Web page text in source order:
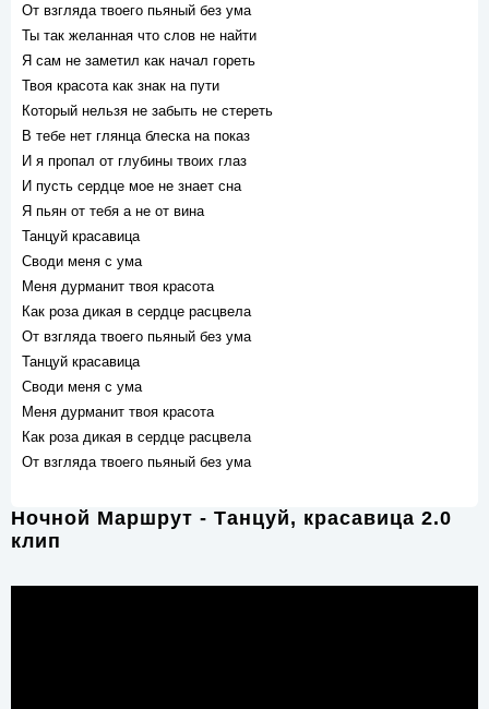
От взгляда твоего пьяный без ума
Ты так желанная что слов не найти
Я сам не заметил как начал гореть
Твоя красота как знак на пути
Который нельзя не забыть не стереть
В тебе нет глянца блеска на показ
И я пропал от глубины твоих глаз
И пусть сердце мое не знает сна
Я пьян от тебя а не от вина
Танцуй красавица
Своди меня с ума
Меня дурманит твоя красота
Как роза дикая в сердце расцвела
От взгляда твоего пьяный без ума
Танцуй красавица
Своди меня с ума
Меня дурманит твоя красота
Как роза дикая в сердце расцвела
От взгляда твоего пьяный без ума
Ночной Маршрут - Танцуй, красавица 2.0
клип